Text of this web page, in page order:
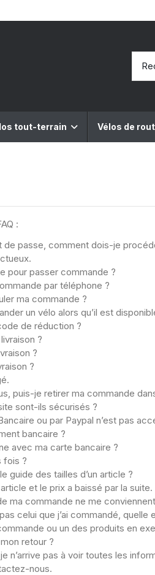
tout-terrain Vélos de
:
de passe, comment dois-je
pour passer commande ?
par téléphone ?
ma commande ?
un vélo alors qu’il est
de réduction ?
?
?
?
puis-je retirer ma commande
sont-ils sécurisés ?
ou par Paypal n’est pas
bancaire ?
avec ma carte bancaire ?
fois ?
guide des tailles d’un article ?
et le prix a baissé par la suite.
ma commande ne me
pas celui que j’ai commandé,
ou un des produits en
retour ?
n’arrive pas à voir toutes les
nous.